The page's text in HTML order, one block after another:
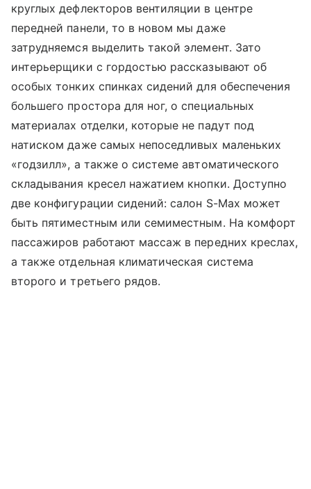
круглых дефлекторов вентиляции в центре
передней панели, то в новом мы даже
затрудняемся выделить такой элемент. Зато
интерьерщики с гордостью рассказывают об
особых тонких спинках сидений для обеспечения
большего простора для ног, о специальных
материалах отделки, которые не падут под
натиском даже самых непоседливых маленьких
«годзилл», а также о системе автоматического
складывания кресел нажатием кнопки. Доступно
две конфигурации сидений: салон S-Max может
быть пятиместным или семиместным. На комфорт
пассажиров работают массаж в передних креслах,
а также отдельная климатическая система
второго и третьего рядов.